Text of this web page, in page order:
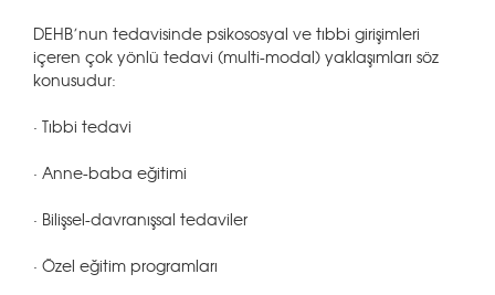
DEHB’nun tedavisinde psikososyal ve tıbbi girişimleri
içeren çok yönlü tedavi (multi-modal) yaklaşımları söz
konusudur:
· Tıbbi tedavi
· Anne-baba eğitimi
· Bilişsel-davranışsal tedaviler
· Özel eğitim programları